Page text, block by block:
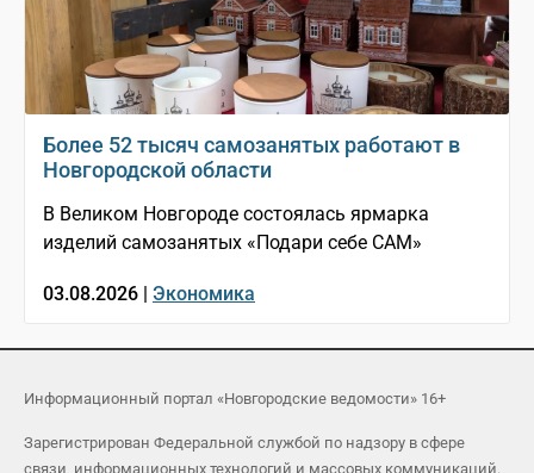
Более 52 тысяч самозанятых работают в
Новгородской области
В Великом Новгороде состоялась ярмарка
изделий самозанятых «Подари себе САМ»
03.08.2026 | Экономика
Информационный портал «Новгородские ведомости» 16+
Зарегистрирован Федеральной службой по надзору в сфере
связи, информационных технологий и массовых коммуникаций.